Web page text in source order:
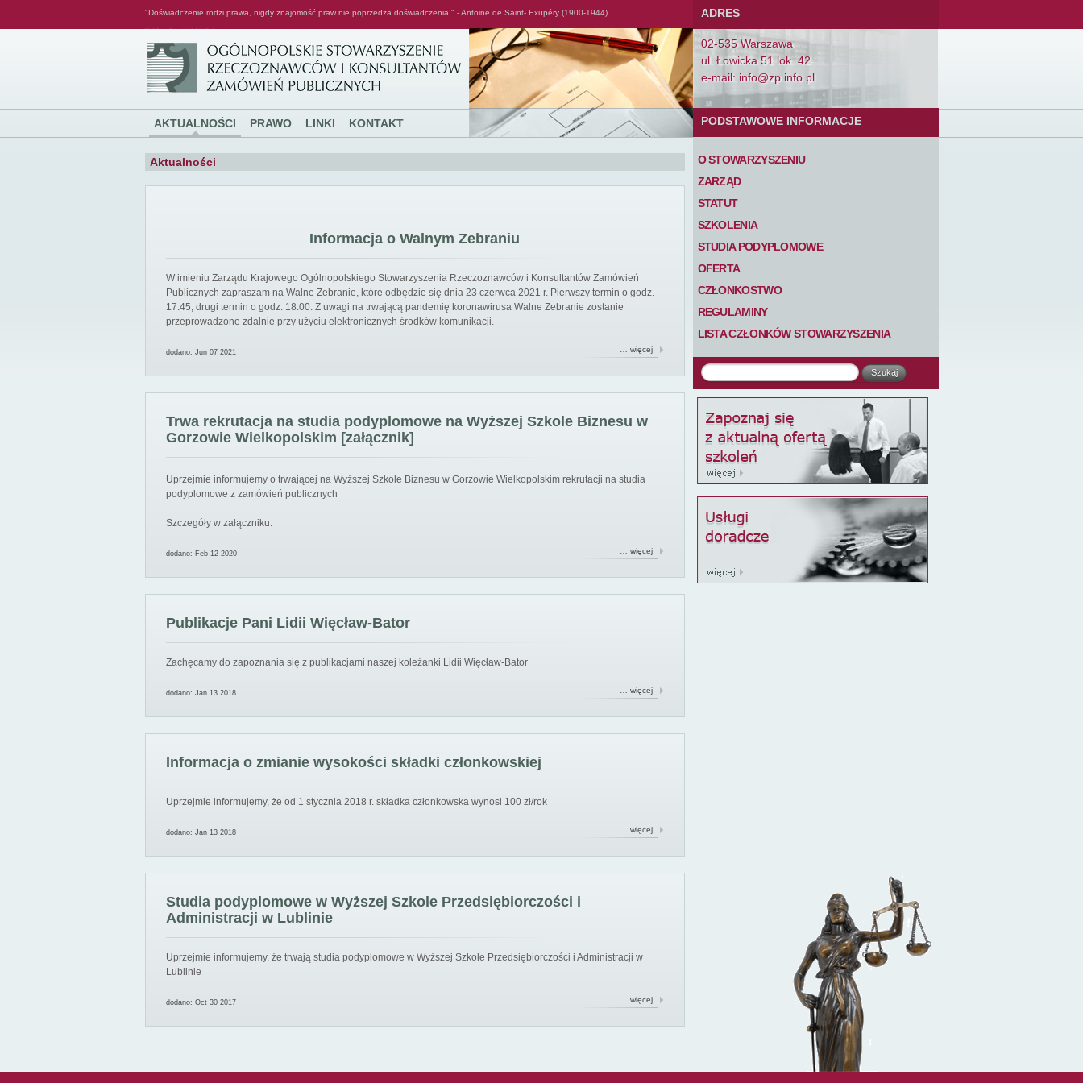
"Doświadczenie rodzi prawa, nigdy znajomość praw nie poprzedza doświadczenia." - Antoine de Saint- Exupéry (1900-1944)
AKTUALNOŚCI PRAWO LINKI KONTAKT
ADRES
02-535 Warszawa
ul. Łowicka 51 lok. 42
e-mail: info@zp.info.pl
PODSTAWOWE INFORMACJE
O STOWARZYSZENIU
ZARZĄD
STATUT
SZKOLENIA
STUDIA PODYPLOMOWE
OFERTA
CZŁONKOSTWO
REGULAMINY
LISTA CZŁONKÓW STOWARZYSZENIA
Aktualności
Informacja o Walnym Zebraniu
W imieniu Zarządu Krajowego Ogólnopolskiego Stowarzyszenia Rzeczoznawców i Konsultantów Zamówień
Publicznych zapraszam na Walne Zebranie, które odbędzie się dnia 23 czerwca 2021 r. Pierwszy termin o godz.
17:45, drugi termin o godz. 18:00. Z uwagi na trwającą pandemię koronawirusa Walne Zebranie zostanie
przeprowadzone zdalnie przy użyciu elektronicznych środków komunikacji.
dodano: Jun 07 2021 … więcej
Trwa rekrutacja na studia podyplomowe na Wyższej Szkole Biznesu w
Gorzowie Wielkopolskim [załącznik]
Uprzejmie informujemy o trwającej na Wyższej Szkole Biznesu w Gorzowie Wielkopolskim rekrutacji na studia
podyplomowe z zamówień publicznych
Szczegóły w załączniku.
dodano: Feb 12 2020 … więcej
Publikacje Pani Lidii Więcław-Bator
Zachęcamy do zapoznania się z publikacjami naszej koleżanki Lidii Więcław-Bator
dodano: Jan 13 2018 … więcej
Informacja o zmianie wysokości składki członkowskiej
Uprzejmie informujemy, że od 1 stycznia 2018 r. składka członkowska wynosi 100 zł/rok
dodano: Jan 13 2018 … więcej
Studia podyplomowe w Wyższej Szkole Przedsiębiorczości i
Administracji w Lublinie
Uprzejmie informujemy, że trwają studia podyplomowe w Wyższej Szkole Przedsiębiorczości i Administracji w
Lublinie
dodano: Oct 30 2017 … więcej